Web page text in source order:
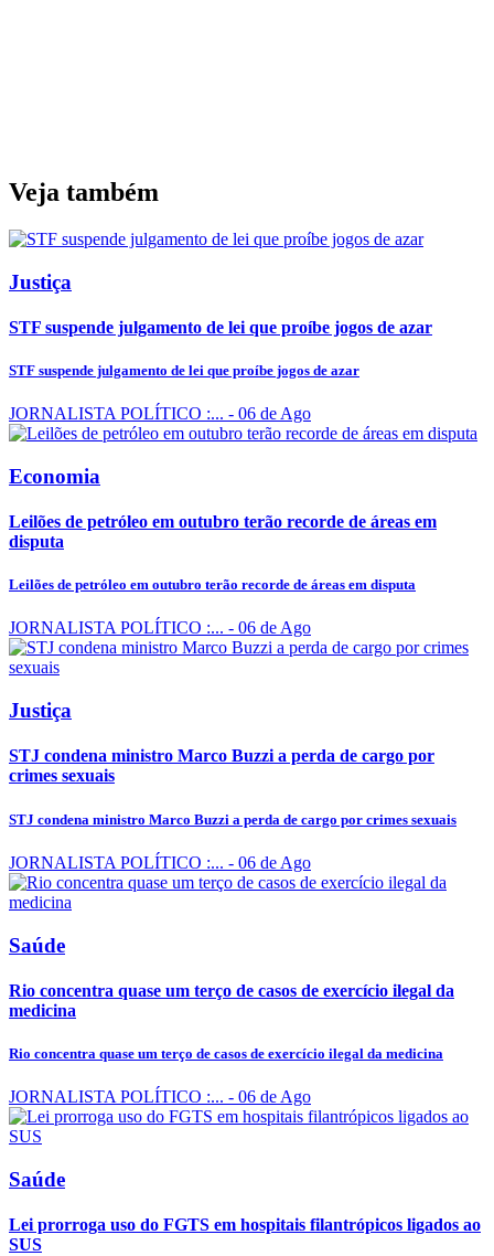
Veja também
Justiça
STF suspende julgamento de lei que proíbe jogos de azar
STF suspende julgamento de lei que proíbe jogos de azar
JORNALISTA POLÍTICO :... - 06 de Ago
Economia
Leilões de petróleo em outubro terão recorde de áreas em
disputa
Leilões de petróleo em outubro terão recorde de áreas em disputa
JORNALISTA POLÍTICO :... - 06 de Ago
Justiça
STJ condena ministro Marco Buzzi a perda de cargo por
crimes sexuais
STJ condena ministro Marco Buzzi a perda de cargo por crimes sexuais
JORNALISTA POLÍTICO :... - 06 de Ago
Saúde
Rio concentra quase um terço de casos de exercício ilegal da
medicina
Rio concentra quase um terço de casos de exercício ilegal da medicina
JORNALISTA POLÍTICO :... - 06 de Ago
Saúde
Lei prorroga uso do FGTS em hospitais filantrópicos ligados ao
SUS